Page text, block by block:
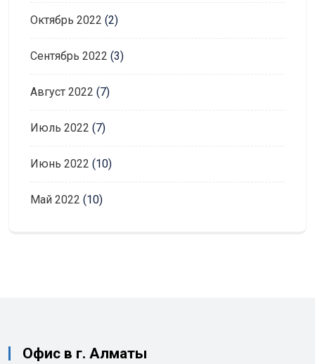
Октябрь 2022 (2)
Сентябрь 2022 (3)
Август 2022 (7)
Июль 2022 (7)
Июнь 2022 (10)
Май 2022 (10)
Офис в г. Алматы